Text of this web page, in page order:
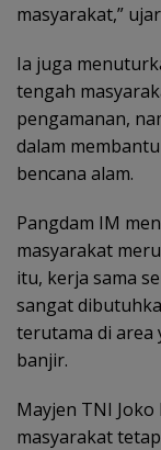
masyarakat,”
Ia juga
tengah
pengamanan,
dalam
bencana alam.
Pangdam IM
masyarakat
itu, kerja sama
sangat
terutama di area
banjir.
Mayjen TNI
masyarakat